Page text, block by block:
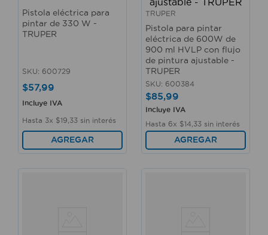
Pistola eléctrica para
pintar de 330 W -
TRUPER
SKU: 600729
$57,99
Incluye IVA
Hasta 3x $19 33 sin interés
AGREGAR
TRUPER
Pistola para pintar
eléctrica de 600W de
900 ml HVLP con flujo
de pintura ajustable -
TRUPER
SKU: 600384
$85,99
Incluye IVA
Hasta 6x $14 33 sin interés
AGREGAR